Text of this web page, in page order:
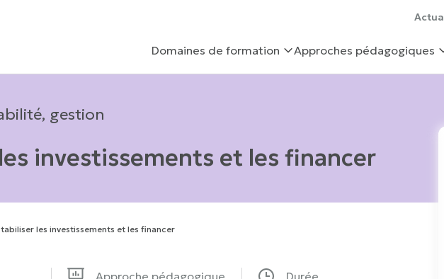
Domaines de formation Approches pédagogiques
gestion
investissements et les financer
les investissements et les financer